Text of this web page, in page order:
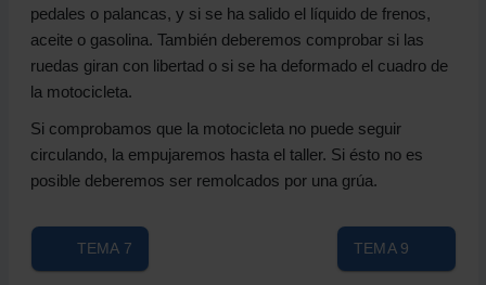
pedales o palancas, y si se ha salido el líquido de frenos,
aceite o gasolina. También deberemos comprobar si las
ruedas giran con libertad o si se ha deformado el cuadro de
la motocicleta.
Si comprobamos que la motocicleta no puede seguir
circulando, la empujaremos hasta el taller. Si ésto no es
posible deberemos ser remolcados por una grúa.
TEMA 7 TEMA 9